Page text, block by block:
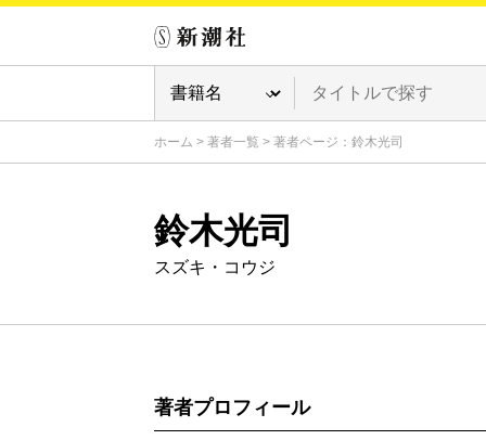
ホーム > 著者一覧 > 著者ページ：鈴木光司
鈴木光司
スズキ・コウジ
著者プロフィール